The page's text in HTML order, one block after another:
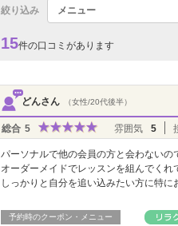
絞り込み メニュー
15件の口コミがあります
どんさん （女性/20代後半）
総合 5 雰囲気 5
パーソナルで他の会員の方と会わないの
オーダーメイドでレッスンを組んでくれ
しっかりと自分を追い込みたい方に特に
予約時のクーポン・メニュー